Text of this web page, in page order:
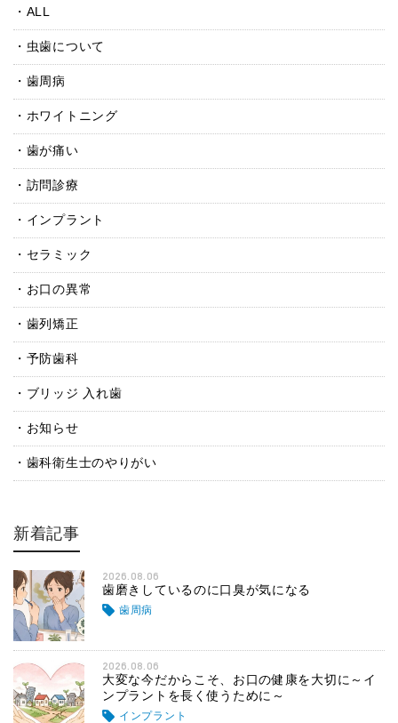
ALL
虫歯について
歯周病
ホワイトニング
歯が痛い
訪問診療
インプラント
セラミック
お口の異常
歯列矯正
予防歯科
ブリッジ 入れ歯
お知らせ
歯科衛生士のやりがい
新着記事
2026.08.06
歯磨きしているのに口臭が気になる
歯周病
2026.08.06
大変な今だからこそ、お口の健康を大切に～イ
ンプラントを長く使うために～
インプラント